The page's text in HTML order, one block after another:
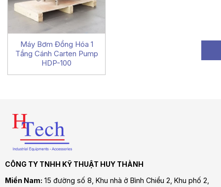
Máy Bơm Đồng Hóa 1
Tầng Cánh Carten Pump
HDP-100
CÔNG TY TNHH KỸ THUẬT HUY THÀNH
Miền Nam: 15 đường số 8, Khu nhà ở Bình Chiểu 2, Khu phố 2,